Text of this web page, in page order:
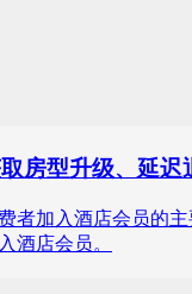
房型升级、延
者加入酒店会员
酒店会员。